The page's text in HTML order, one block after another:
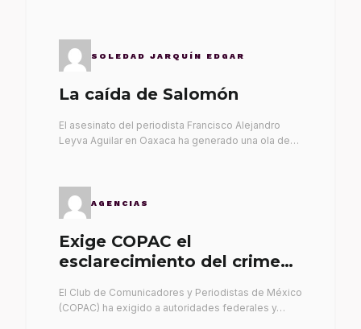
SOLEDAD JARQUÍN EDGAR
La caída de Salomón
El asesinato del periodista Francisco Alejandro
Leyva Aguilar en Oaxaca ha generado una ola de…
AGENCIAS
Exige COPAC el
esclarecimiento del crimen
El Club de Comunicadores y Periodistas de México
(COPAC) ha exigido a autoridades federales y…